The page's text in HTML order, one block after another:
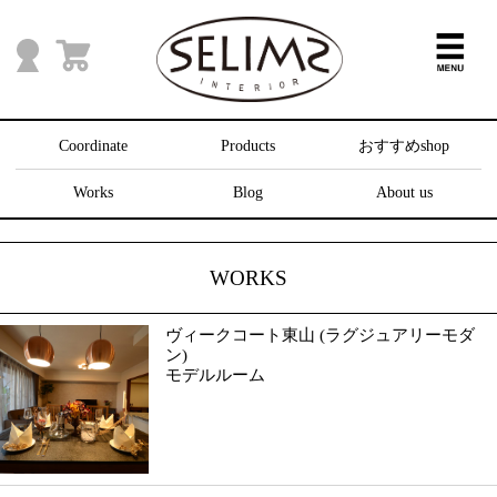
Coordinate Products おすすめshop
Works Blog About us
WORKS
ヴィークコート東山 (ラグジュアリーモダ
ン)
モデルルーム